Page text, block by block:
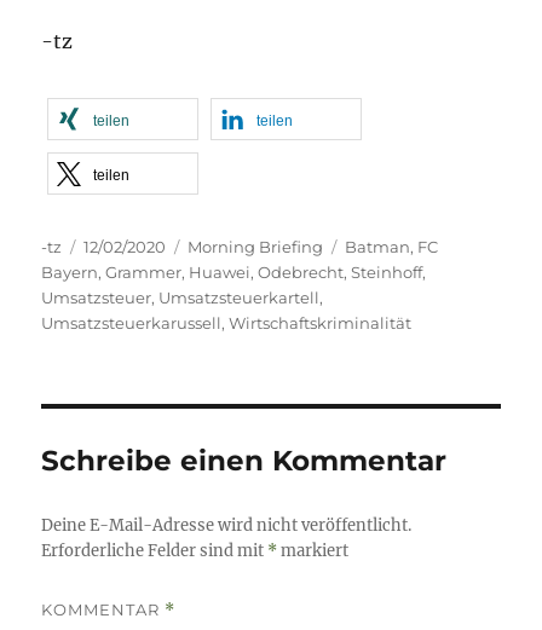
-tz
teilen teilen
teilen
Autor
-tz
Veröffentlicht
am
12/02/2020 Kategorien
Morning Briefing Schlagwörter
Batman, FC
Bayern,Grammer, Huawei,Odebrecht,Steinhoff,
Umsatzsteuer, Umsatzsteuerkartell,
Umsatzsteuerkarussell,Wirtschaftskriminalität
Schreibe einen Kommentar
Deine E-Mail-Adresse wird nicht veröffentlicht.
Erforderliche Felder sind mit *markiert
KOMMENTAR *